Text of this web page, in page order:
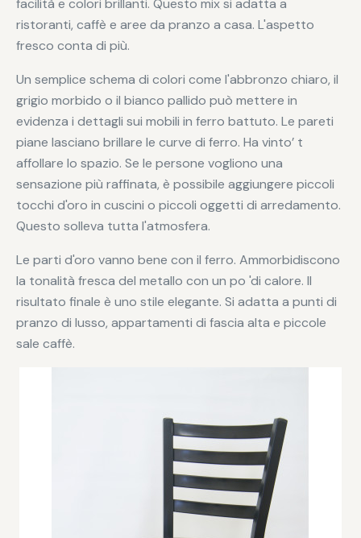
facilità e colori brillanti. Questo mix si adatta a
ristoranti, caffè e aree da pranzo a casa. L'aspetto
fresco conta di più.
Un semplice schema di colori come l'abbronzo chiaro, il
grigio morbido o il bianco pallido può mettere in
evidenza i dettagli sui mobili in ferro battuto. Le pareti
piane lasciano brillare le curve di ferro. Ha vinto’ t
affollare lo spazio. Se le persone vogliono una
sensazione più raffinata, è possibile aggiungere piccoli
tocchi d'oro in cuscini o piccoli oggetti di arredamento.
Questo solleva tutta l'atmosfera.
Le parti d'oro vanno bene con il ferro. Ammorbidiscono
la tonalità fresca del metallo con un po 'di calore. Il
risultato finale è uno stile elegante. Si adatta a punti di
pranzo di lusso, appartamenti di fascia alta e piccole
sale caffè.